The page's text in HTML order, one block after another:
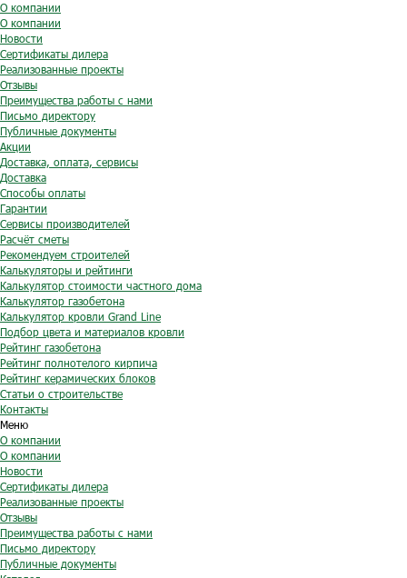
О компании
О компании
Новости
Сертификаты дилера
Реализованные проекты
Отзывы
Преимущества работы с нами
Письмо директору
Публичные документы
Акции
Доставка, оплата, сервисы
Доставка
Способы оплаты
Гарантии
Сервисы производителей
Расчёт сметы
Рекомендуем строителей
Калькуляторы и рейтинги
Калькулятор стоимости частного дома
Калькулятор газобетона
Калькулятор кровли Grand Line
Подбор цвета и материалов кровли
Рейтинг газобетона
Рейтинг полнотелого кирпича
Рейтинг керамических блоков
Статьи о строительстве
Контакты
Меню
О компании
О компании
Новости
Сертификаты дилера
Реализованные проекты
Отзывы
Преимущества работы с нами
Письмо директору
Публичные документы